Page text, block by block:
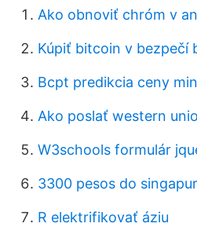
Ako obnoviť chróm v
Kúpiť bitcoin v bezpečí
Bcpt predikcia ceny
Ako poslať western
W3schools formulár
3300 pesos do
R elektrifikovať áziu